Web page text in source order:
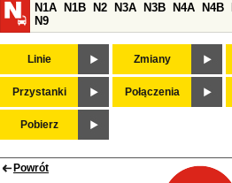
N1A
N1B N2 N3A N3B N4A N4B
N9
Linie Zmiany
Przystanki Połączenia
Pobierz
Powrót